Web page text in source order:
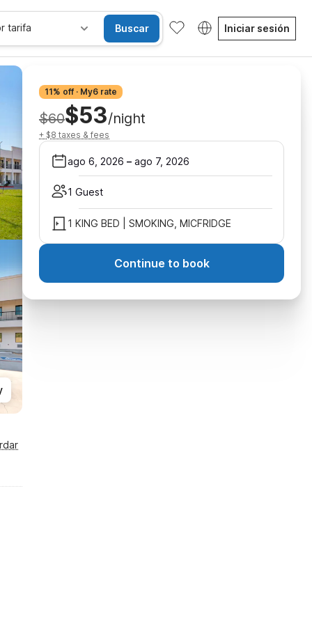
tarifa Buscar Iniciar sesión
11% off · My6 rate
$60$53/night
+ $8 taxes & fees
ago 6, 2026 – ago 7, 2026
1 Guest
1 KING BED | SMOKING, MICFRIDGE
Continue to book